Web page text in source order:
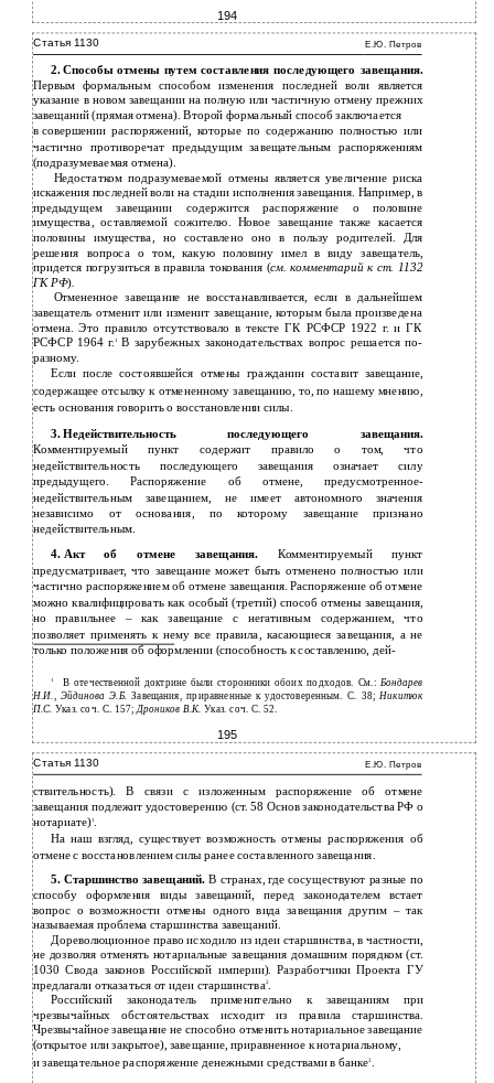
194
Статья 1130 Е.Ю. Петров
2.Способы отмены путем составления последующего завещания.
Первым формальным способом изменения последней воли является
указание в новом завещании на полную или частичную отмену прежних
завещаний (прямая отмена). Второй формальный способ заключается
в совершении распоряжений, которые по содержанию полностью или
частично противоречат предыдущим завещательным распоряжениям
(подразумеваемая отмена).
Недостатком подразумеваемой отмены является увеличение риска
искажения последней воли на стадии исполнения завещания. Например, в
предыдущем завещании содержится распоряжение о половине
имущества, оставляемой сожителю. Новое завещание также касается
половины имущества, но составлено оно в пользу родителей. Для
решения вопроса о том, какую половину имел в виду завещатель,
придется погрузиться в правила токования (см. комментарий к ст. 1132
ГК РФ).
Отмененное завещание не восстанавливается, если в дальнейшем
завещатель отменит или изменит завещание, которым была произведена
отмена. Это правило отсутствовало в тексте ГК РСФСР 1922 г. и ГК
РСФСР 1964 г.1В зарубежных законодательствах вопрос решается по-
разному.
Если после состоявшейся отмены гражданин составит завещание,
содержащее отсылку к отмененному завещанию, то, по нашему мнению,
есть основания говорить о восстановлении силы.
3.Недействительность последующего завещания.
Комментируемый пункт содержит правило о том, что
недействительность последующего завещания означает силу
предыдущего. Распоряжение об отмене, предусмотренное­
недействительным завещанием, не имеет автономного значения
независимо от основания, по которому завещание признано
недействительным.
4. Акт об отмене завещания. Комментируемый пункт
предусматривает, что завещание может быть отменено полностью или
частично распоряжением об отмене завещания. Распоряжение об отмене
можно квалифицировать как особый (третий) способ отмены завещания,
но правильнее – как завещание с негативным содержанием, что
позволяет применять к нему все правила, касающиеся завещания, а не
только положения об оформлении (способность к составлению, дей-
1 В отечественной доктрине были сторонники обоих подходов. См.:Бондарев
Н.И., Эйдинова Э.Б.Завещания, приравненные к удостоверенным. С. 38;Никитюк
П.С.Указ. соч. С. 157;Дроников В.К.Указ. соч. С. 52.
195
Статья 1130 Е.Ю. Петров
ствительность). В связи с изложенным распоряжение об отмене
завещания подлежит удостоверению (ст. 58 Основ законодательства РФ о
нотариате)1.
На наш взгляд, существует возможность отмены распоряжения об
отмене с восстановлением силы ранее составленного завещания.
5. Старшинство завещаний. В странах, где сосуществуют разные по
способу оформления виды завещаний, перед законодателем встает
вопрос о возможности отмены одного вида завещания другим – так
называемая проблема старшинства завещаний.
Дореволюционное право исходило из идеи старшинства, в частности,
не дозволяя отменять нотариальные завещания домашним порядком (ст.
1030 Свода законов Российской империи). Разработчики Проекта ГУ
предлагали отказаться от идеи старшинства2.
Российский законодатель применительно к завещаниям при
чрезвычайных обстоятельствах исходит из правила старшинства.
Чрезвычайное завещание не способно отменить нотариальное завещание
(открытое или закрытое), завещание, приравненное к нотариальному,
изавещательное распоряжение денежными средствами в банке3.